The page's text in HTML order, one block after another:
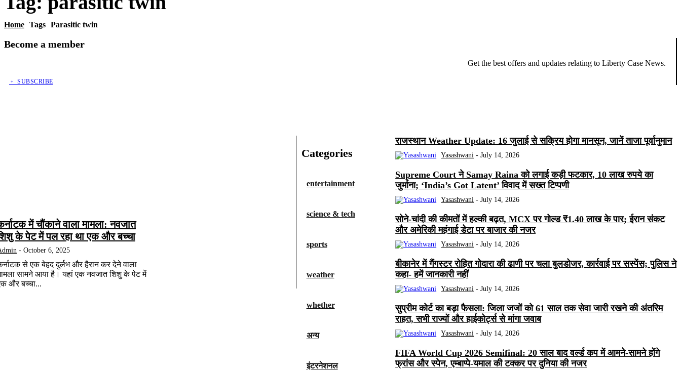
Home Tags Parasitic twin
Become a member
Get the best offers and updates relating to Liberty Case News.
﹢ SUBSCRIBE
में चौंकाने वाला मामला: नवजात
के पेट में पल रहा था एक और बच्चा
- October 6, 2025
से एक बेहद दुर्लभ और हैरान कर देने वाला
सामने आया है। यहां एक नवजात शिशु के पेट में
और बच्चा...
Categories
entertainment
science & tech
sports
weather
whether
अन्य
इंटरनेशनल
राजस्थान Weather Update: 16 जुलाई से सक्रिय होगा मानसून, जानें ताजा पूर्वानुमान
Yasashwani - July 14, 2026
Supreme Court ने Samay Raina को लगाई कड़ी फटकार, 10 लाख रुपये का
जुर्माना; ‘India’s Got Latent’ विवाद में सख्त टिप्पणी
Yasashwani - July 14, 2026
सोने-चांदी की कीमतों में हल्की बढ़त, MCX पर गोल्ड ₹1.40 लाख के पार; ईरान संकट
और अमेरिकी महंगाई डेटा पर बाजार की नजर
Yasashwani - July 14, 2026
बीकानेर में गैंगस्टर रोहित गोदारा की ढाणी पर चला बुलडोजर, कार्रवाई पर सस्पेंस; पुलिस ने
कहा- हमें जानकारी नहीं
Yasashwani - July 14, 2026
सुप्रीम कोर्ट का बड़ा फैसला: जिला जजों को 61 साल तक सेवा जारी रखने की अंतरिम
राहत, सभी राज्यों और हाईकोर्ट्स से मांगा जवाब
Yasashwani - July 14, 2026
FIFA World Cup 2026 Semifinal: 20 साल बाद वर्ल्ड कप में आमने-सामने होंगे
फ्रांस और स्पेन, एम्बाप्पे-यमाल की टक्कर पर दुनिया की नजर